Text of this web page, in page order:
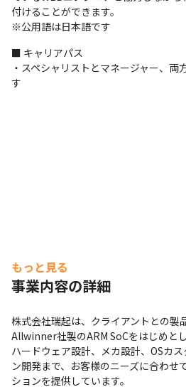
付けることができます。
※公用語は日本語です
■ キャリアパス
・スペシャリストとマネージャー、両
す
もっと見る
事業内容の詳細
株式会社瑞起は、クライアントとの製
Allwinner社製のARM SoCをはじめと
ハードウェア設計、メカ設計、OSカ
ン開発まで、お客様のニーズに合わせ
ションを提供しています。